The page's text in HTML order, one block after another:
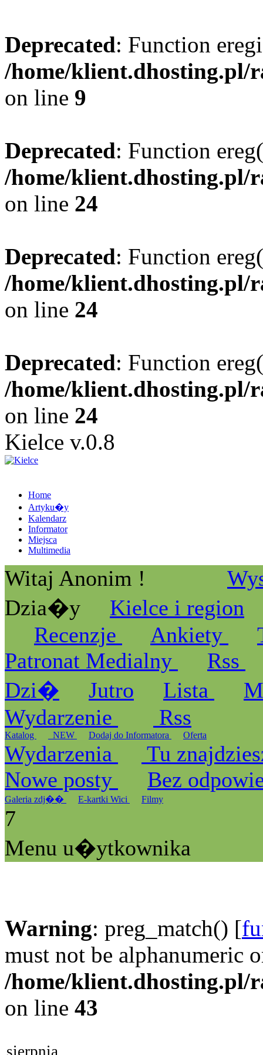
Deprecated: Function
/home/klient.dhosting.pl/
on line 9
Deprecated: Function
/home/klient.dhosting.pl/
on line 24
Deprecated: Function
/home/klient.dhosting.pl/
on line 24
Deprecated: Function
/home/klient.dhosting.pl/
on line 24
Kielce v.0.8
Home
Artyku�y
Kalendarz
Informator
Miejsca
Multimedia
Witaj Anonim !
Dzia�y
Kielce i region
Recenzje
Ankiety
Patronat Medialny
Rss
Dzi�
Jutro Lista
Wydarzenie
Rss
Katalog _NEW Dodaj do Informatora Oferta
Wydarzenia
Tu
Nowe posty
Bez
Galeria zdj�� E-kartki Wici Filmy
7
Menu u�ytkownika
Warning: preg_match() [
must not be alphanumeric
/home/klient.dhosting.pl/
on line 43
sierpnia